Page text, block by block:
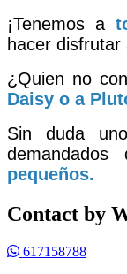
¡Tenemos a
hacer
¿Quien no
Daisy o a
Sin duda
demandados
pequeños.
Contact by
617158788